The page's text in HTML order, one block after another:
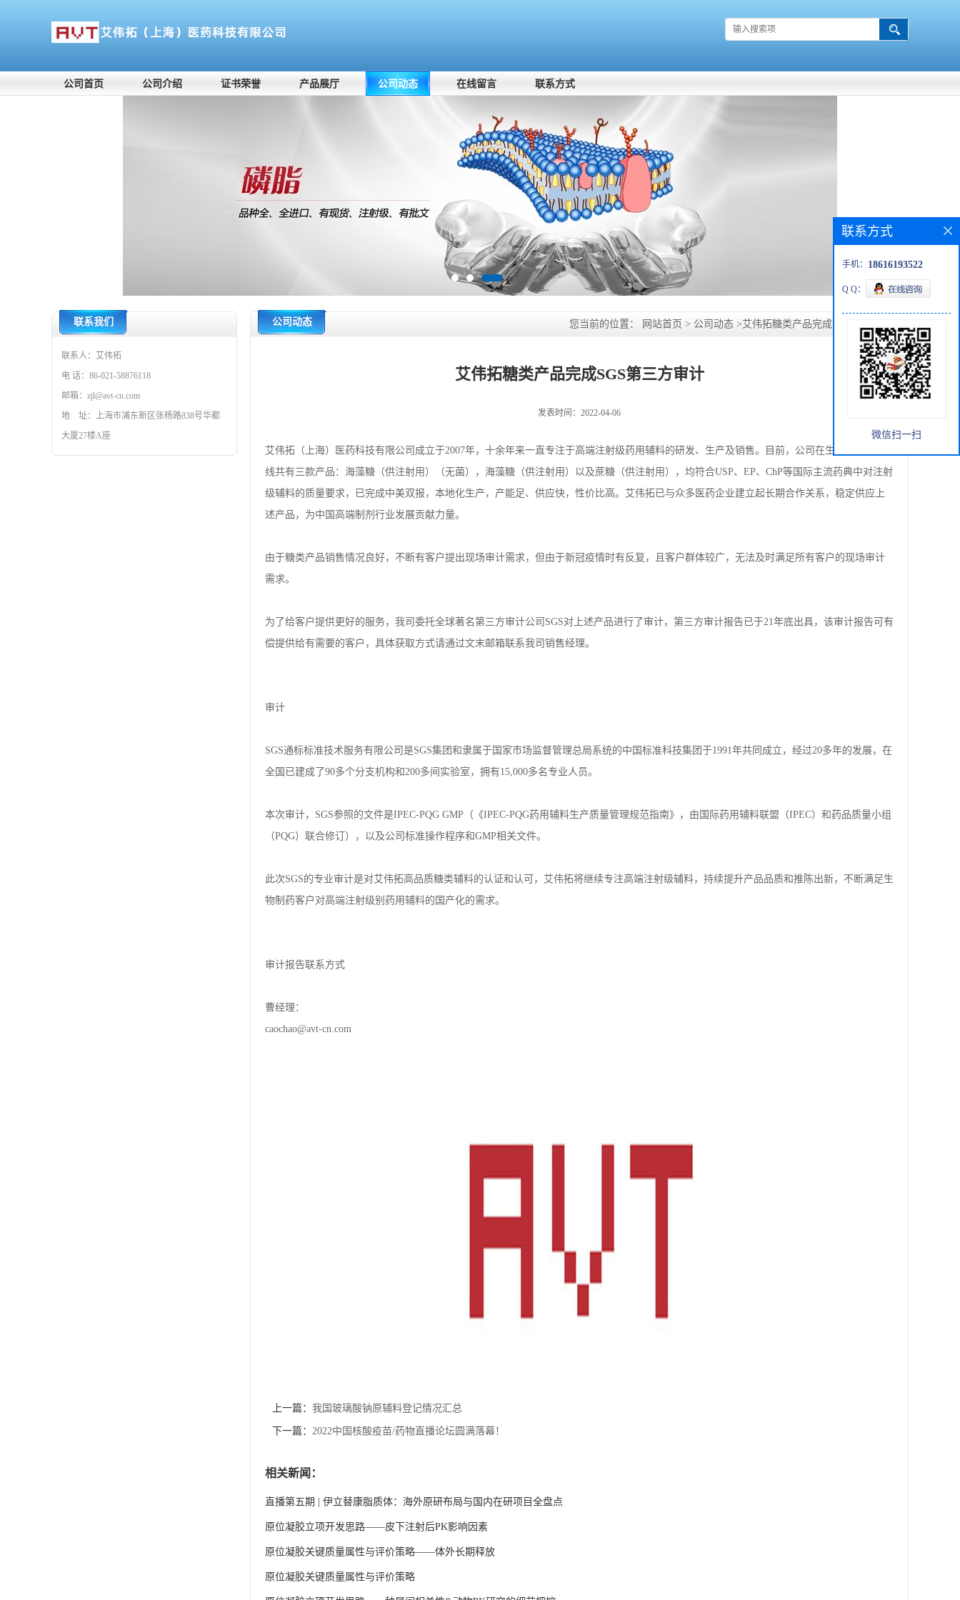
公司首页 公司介绍 证书荣誉 产品展厅 公司动态 在线留言 联系方式
联系我们
联系人：艾伟拓
电 话：86-021-58876118
邮箱：zjl@avt-cn.com
地 址：上海市浦东新区张杨路838号华都
大厦27楼A座
公司动态 您当前的位置： 网站首页 > 公司动态 >艾伟拓糖类产品完成SGS第三方审计
艾伟拓糖类产品完成SGS第三方审计
发表时间：2022-04-06
艾伟拓（上海）医药科技有限公司成立于2007年，十余年来一直专注于高端注射级药用辅料的研发、生产及销售。目前，公司在生物保护剂条
线共有三款产品：海藻糖（供注射用）（无菌），海藻糖（供注射用）以及蔗糖（供注射用），均符合USP、EP、ChP等国际主流药典中对注射
级辅料的质量要求，已完成中美双报，本地化生产，产能足、供应快，性价比高。艾伟拓已与众多医药企业建立起长期合作关系，稳定供应上
述产品，为中国高端制剂行业发展贡献力量。
由于糖类产品销售情况良好，不断有客户提出现场审计需求，但由于新冠疫情时有反复，且客户群体较广，无法及时满足所有客户的现场审计
需求。
为了给客户提供更好的服务，我司委托全球著名第三方审计公司SGS对上述产品进行了审计，第三方审计报告已于21年底出具，该审计报告可有
偿提供给有需要的客户，具体获取方式请通过文末邮箱联系我司销售经理。
审计
SGS通标标准技术服务有限公司是SGS集团和隶属于国家市场监督管理总局系统的中国标准科技集团于1991年共同成立，经过20多年的发展，在
全国已建成了90多个分支机构和200多间实验室，拥有15,000多名专业人员。
本次审计，SGS参照的文件是IPEC-PQG GMP（《IPEC-PQG药用辅料生产质量管理规范指南》，由国际药用辅料联盟（IPEC）和药品质量小组
（PQG）联合修订），以及公司标准操作程序和GMP相关文件。
此次SGS的专业审计是对艾伟拓高品质糖类辅料的认证和认可，艾伟拓将继续专注高端注射级辅料，持续提升产品品质和推陈出新，不断满足生
物制药客户对高端注射级别药用辅料的国产化的需求。
审计报告联系方式
曹经理：
caochao@avt-cn.com
上一篇： 我国玻璃酸钠原辅料登记情况汇总
下一篇： 2022中国核酸疫苗/药物直播论坛圆满落幕！
相关新闻：
直播第五期 | 伊立替康脂质体：海外原研布局与国内在研项目全盘点
原位凝胶立项开发思路——皮下注射后PK影响因素
原位凝胶关键质量属性与评价策略——体外长期释放
原位凝胶关键质量属性与评价策略
联系方式
手机： 18616193522
Q Q：
微信扫一扫